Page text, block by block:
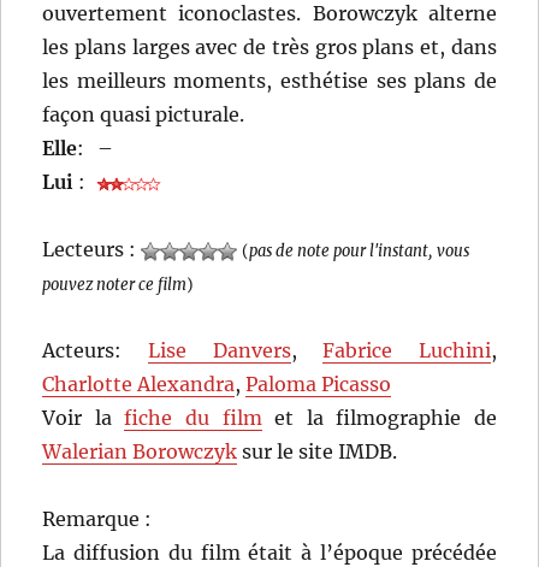
ouvertement iconoclastes. Borowczyk alterne
les plans larges avec de très gros plans et, dans
les meilleurs moments, esthétise ses plans de
façon quasi picturale.
Elle:
–
Lui :
Lecteurs : (pas de note pour l'instant, vous
pouvez noter ce film)
Acteurs: Lise Danvers,Fabrice Luchini,
Charlotte Alexandra,Paloma Picasso
Voir lafiche du filmet la filmographie de
Walerian Borowczyk sur le site IMDB.
Remarque :
La diffusion du film était à l’époque précédée